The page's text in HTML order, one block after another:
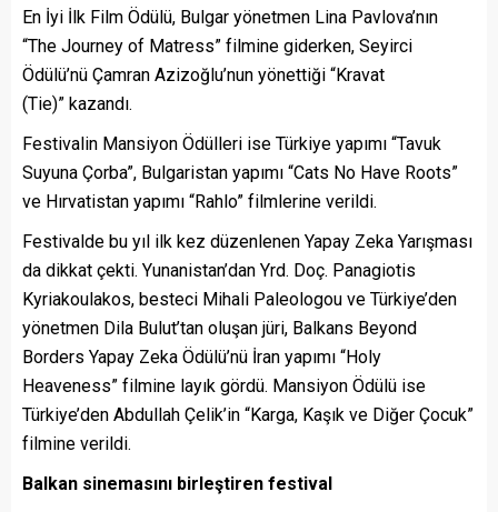
En İyi İlk Film Ödülü, Bulgar yönetmen Lina Pavlova’nın
“The Journey of Matress” filmine giderken, Seyirci
Ödülü’nü Çamran Azizoğlu’nun yönettiği “Kravat
(Tie)” kazandı.
Festivalin Mansiyon Ödülleri ise Türkiye yapımı “Tavuk
Suyuna Çorba”, Bulgaristan yapımı “Cats No Have Roots”
ve Hırvatistan yapımı “Rahlo” filmlerine verildi.
Festivalde bu yıl ilk kez düzenlenen Yapay Zeka Yarışması
da dikkat çekti. Yunanistan’dan Yrd. Doç. Panagiotis
Kyriakoulakos, besteci Mihali Paleologou ve Türkiye’den
yönetmen Dila Bulut’tan oluşan jüri, Balkans Beyond
Borders Yapay Zeka Ödülü’nü İran yapımı “Holy
Heaveness” filmine layık gördü. Mansiyon Ödülü ise
Türkiye’den Abdullah Çelik’in “Karga, Kaşık ve Diğer Çocuk”
filmine verildi.
Balkan sinemasını birleştiren festival